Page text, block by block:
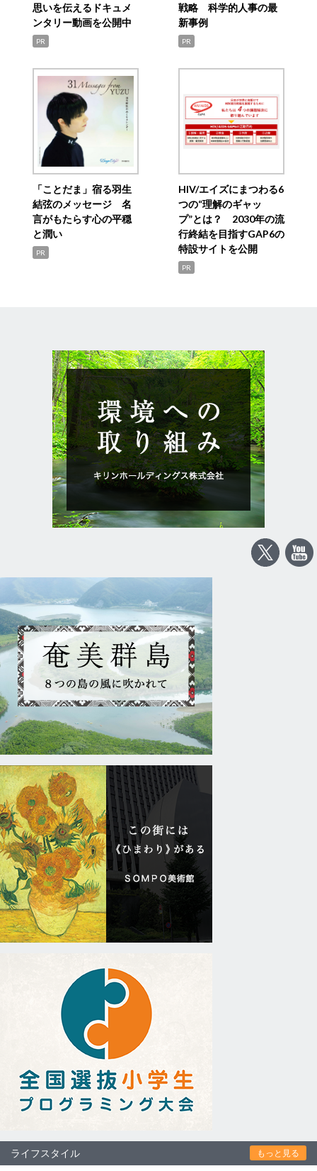
思いを伝えるドキュメ
ンタリー動画を公開中
PR
戦略 科学的人事の最
新事例
PR
「ことだま」宿る羽生
結弦のメッセージ 名
言がもたらす心の平穏
と潤い
PR
HIV/エイズにまつわる6
つの“理解のギャッ
プ”とは？ 2030年の流
行終結を目指すGAP6の
特設サイトを公開
PR
ライフスタイル もっと見る